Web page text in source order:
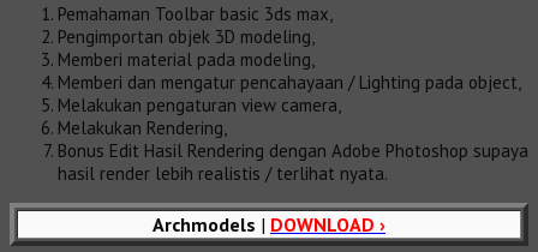
Pemahaman Toolbar basic 3ds max,
Pengimportan objek 3D modeling,
Memberi material pada modeling,
Memberi dan mengatur pencahayaan / Lighting pada object,
Melakukan pengaturan view camera,
Melakukan Rendering,
Bonus Edit Hasil Rendering dengan Adobe Photoshop supaya
hasil render lebih realistis / terlihat nyata.
Archmodels | DOWNLOAD ›